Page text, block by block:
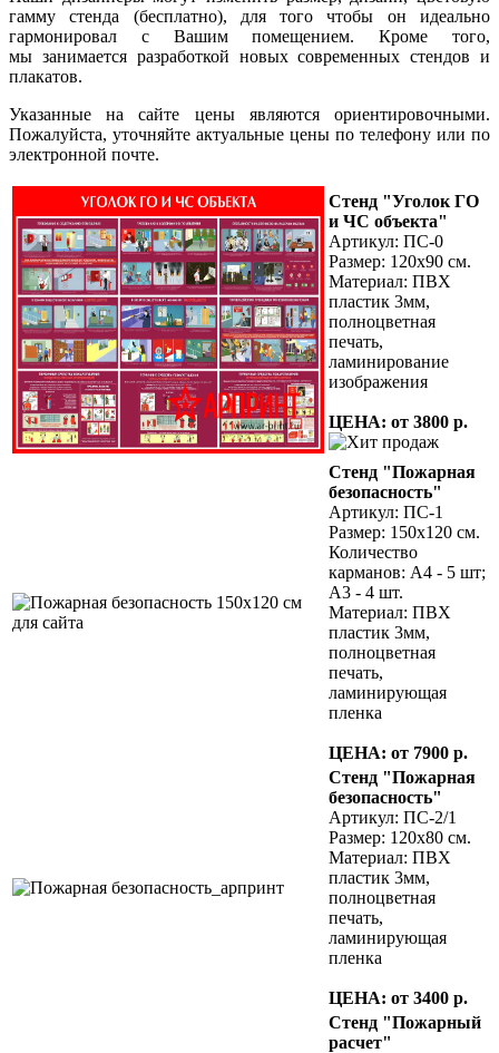
гамму стенда (бесплатно), для того чтобы он идеально
гармонировал с Вашим помещением. Кроме того,
мы занимается разработкой новых современных стендов и
плакатов.
Указанные на сайте цены являются ориентировочными.
Пожалуйста, уточняйте актуальные цены по телефону или по
электронной почте.
Стенд "Уголок ГО
и ЧС объекта"
Артикул: ПС-0
Размер: 120х90 см.
Материал: ПВХ
пластик 3мм,
полноцветная
печать,
ламинирование
изображения
ЦЕНА: от 3800 р.
Стенд "Пожарная
безопасность"
Артикул: ПС-1
Размер: 150х120 см.
Количество
карманов: А4 - 5 шт;
А3 - 4 шт.
Материал: ПВХ
пластик 3мм,
полноцветная
печать,
ламинирующая
пленка
ЦЕНА: от 7900 р.
Стенд "Пожарная
безопасность"
Артикул: ПС-2/1
Размер: 120х80 см.
Материал: ПВХ
пластик 3мм,
полноцветная
печать,
ламинирующая
пленка
ЦЕНА: от 3400 р.
Стенд "Пожарный
расчет"